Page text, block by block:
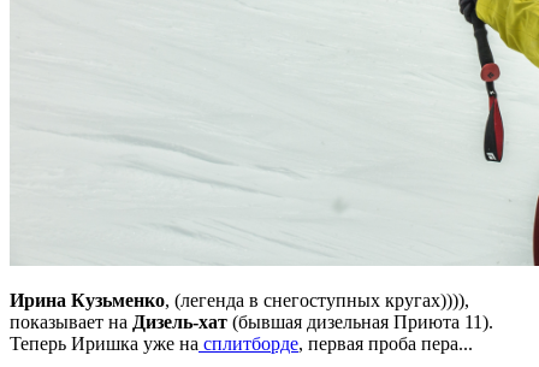
Ирина Кузьменко, (легенда в снегоступных кругах)))),
показывает на Дизель-хат (бывшая дизельная Приюта 11).
Теперь Иришка уже на сплитборде, первая проба пера...